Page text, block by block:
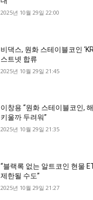
2025년 10월 29일 22:00
비댁스, 원화 스테이블코인
스트넷 합류
2025년 10월 29일 21:45
이창용 “원화 스테이블코인,
키울까 두려워”
2025년 10월 29일 21:35
“블랙록 없는 알트코인 현물
제한될 수도”
2025년 10월 29일 21:27